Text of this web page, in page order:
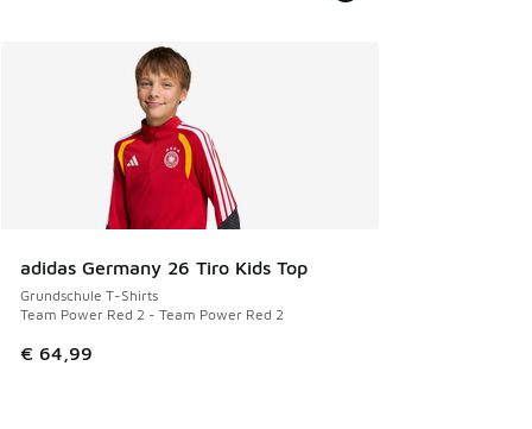
adidas Germany 26 Tiro Kids Top
Grundschule T-Shirts
Team Power Red 2 - Team Power Red 2
€ 64,99